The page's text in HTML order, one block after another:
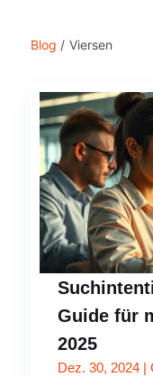
Blog / Viersen
Guide für
2025
Dez. 30, 2024|